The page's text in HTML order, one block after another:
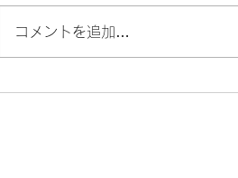
里親さん募集中 / 芦屋動物愛
コメントを追加…